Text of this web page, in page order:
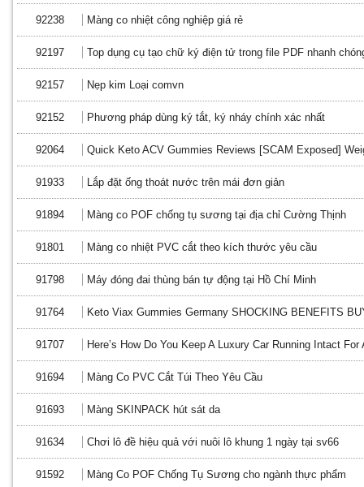
92238 Màng co nhiệt công nghiệp giá rẻ
92197 Top dụng cụ tạo chữ ký điện tử trong file PDF nhanh
92157 Nẹp kim Loại comvn
92152 Phương pháp dùng ký tắt, ký nháy chính xác nhất
92064 Quick Keto ACV Gummies Reviews [SCAM Exposed]
91933 Lắp đặt ống thoát nước trên mái đơn giản
91894 Màng co POF chống tụ sương tại địa chỉ Cường Thịnh
91801 Màng co nhiệt PVC cắt theo kích thước yêu cầu
91798 Máy đóng đai thùng bán tự động tại Hồ Chí Minh
91764 Keto Viax Gummies Germany SHOCKING BENEFITS
91707 Here’s How Do You Keep A Luxury Car Running Intact
91694 Màng Co PVC Cắt Túi Theo Yêu Cầu
91693 Màng SKINPACK hút sát da
91634 Chơi lô đề hiệu quả với nuôi lô khung 1 ngày tại sv66
91592 Màng Co POF Chống Tụ Sương cho ngành thực phẩm